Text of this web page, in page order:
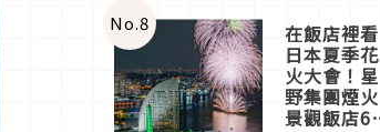
No.8 在飯店裡看
日本夏季花
火大會！星
野集團煙火
景觀飯店6